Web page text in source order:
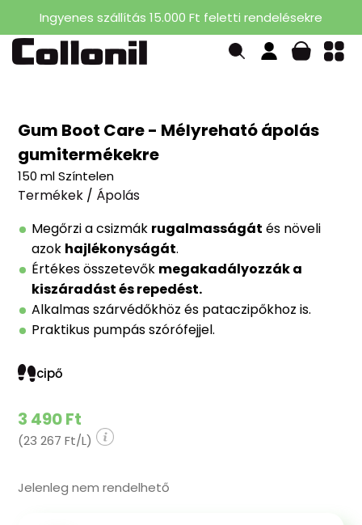
Ingyenes szállítás 15.000 Ft feletti rendelésekre
Gum Boot Care - Mélyreható ápolás
gumitermékekre
150 ml Színtelen
Termékek / Ápolás
Megőrzi a csizmák rugalmasságát és növeli
azok hajlékonyságát.
Értékes összetevők megakadályozzák a
kiszáradást és repedést.
Alkalmas szárvédőkhöz és pataczipőkhoz is.
Praktikus pumpás szórófejjel.
cipő
3 490 Ft
(23 267 Ft/L)
Jelenleg nem rendelhető